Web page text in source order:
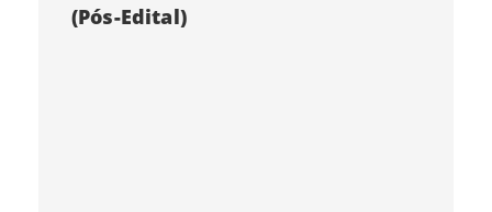
(Pós-Edital)